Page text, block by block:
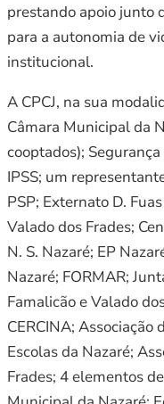
prestando apoio junto
para a autonomia de
institucional.
A CPCJ, na sua
Câmara Municipal da
cooptados);
IPSS; um
PSP; Externato D.
Valado dos Frades;
N. S. Nazaré; EP
Nazaré; FORMAR;
Famalicão e Valado
CERCINA;
Escolas da Nazaré;
Frades; 4 elementos